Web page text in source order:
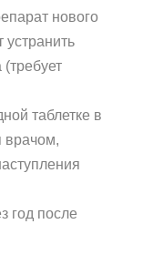
нового
устранить
таблетке в
врачом,
год после